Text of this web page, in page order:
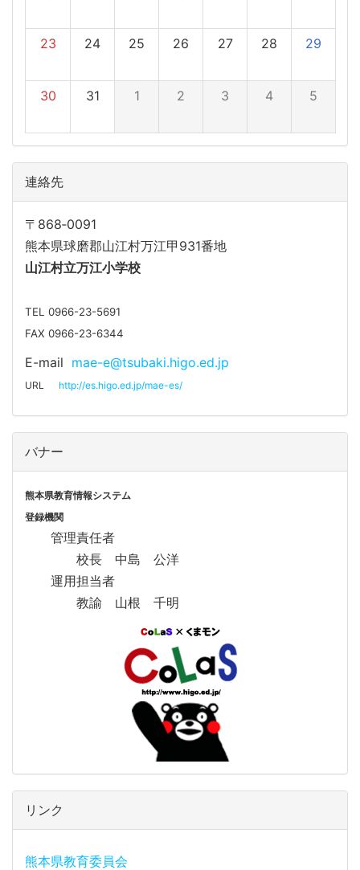
23 24 25 26 27 28 29
30 31 1 2 3 4 5
連絡先
〒868‐0091
熊本県球磨郡山江村万江甲931番地
山江村立万江小学校
TEL 0966-23-5691
FAX 0966-23-6344
E-mail mae-e@tsubaki.higo.ed.jp
URL http://es.higo.ed.jp/mae-es/
バナー
熊本県教育情報システム
登録機関
管理責任者
校長 中島 公洋
運用担当者
教諭 山根 千明
リンク
熊本県教育委員会